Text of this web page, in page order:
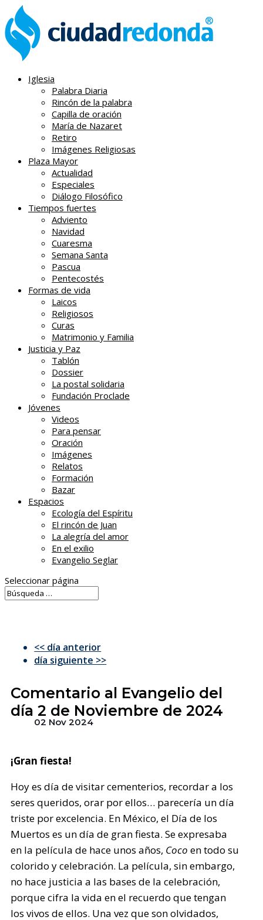
Iglesia
Palabra Diaria
Rincón de la palabra
Capilla de oración
María de Nazaret
Retiro
Imágenes Religiosas
Plaza Mayor
Actualidad
Especiales
Diálogo Filosófico
Tiempos fuertes
Adviento
Navidad
Cuaresma
Semana Santa
Pascua
Pentecostés
Formas de vida
Laicos
Religiosos
Curas
Matrimonio y Familia
Justicia y Paz
Tablón
Dossier
La postal solidaria
Fundación Proclade
Jóvenes
Videos
Para pensar
Oración
Imágenes
Relatos
Formación
Bazar
Espacios
Ecología del Espíritu
El rincón de Juan
La alegría del amor
En el exilio
Evangelio Seglar
Seleccionar página
<< día anterior
día siguiente >>
Comentario al Evangelio del
día 2 de Noviembre de 2024
02 Nov 2024
¡Gran fiesta!
Hoy es día de visitar cementerios, recordar a los
seres queridos, orar por ellos… parecería un día
triste por excelencia. En México, el Día de los
Muertos es un día de gran fiesta. Se expresaba
en la película de hace unos años, Cocoen todo su
colorido y celebración. La película, sin embargo,
no hace justicia a las bases de la celebración,
porque cifra la vida en el recuerdo que tengan
los vivos de ellos. Una vez que son olvidados,